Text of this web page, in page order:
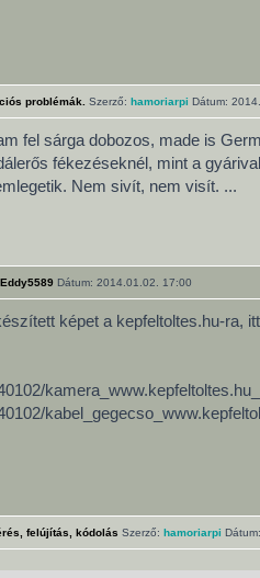
problémák. Szerző: hamoriarpi Dátum:
fel sárga dobozos, made is
fékezéseknél, mint a
Nem sivít, nem visít. ...
Eddy5589 Dátum: 2014.01.02. 17:00
képet a kepfeltoltes.hu-ra,
felújítás, kódolás Szerző: hamoriarpi